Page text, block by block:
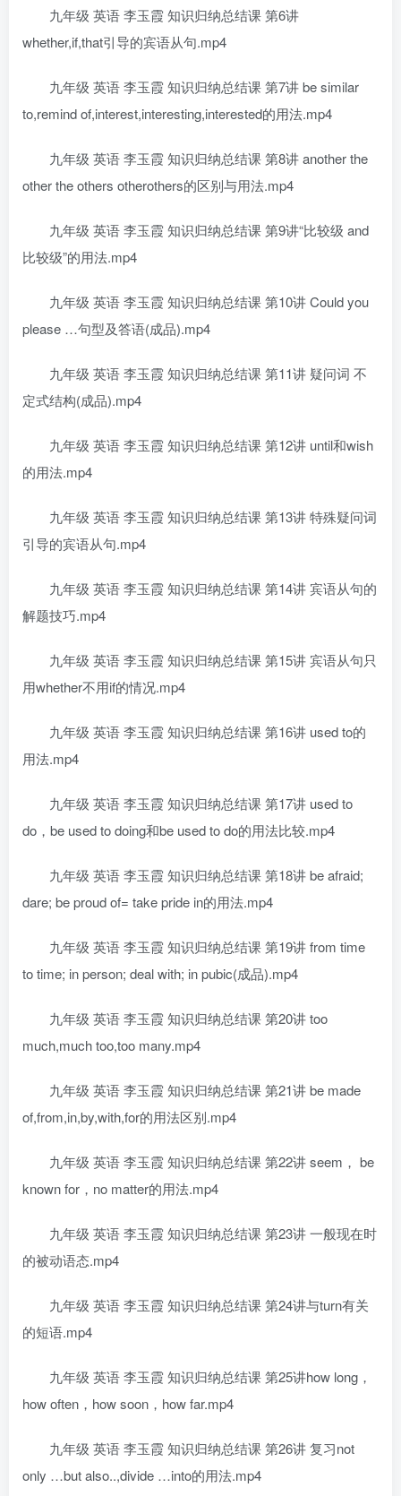
九年级 英语 李玉霞 知识归纳总结课 第6讲
whether,if,that引导的宾语从句.mp4
九年级 英语 李玉霞 知识归纳总结课 第7讲 be similar
to,remind of,interest,interesting,interested的用法.mp4
九年级 英语 李玉霞 知识归纳总结课 第8讲 another the
other the others otherothers的区别与用法.mp4
九年级 英语 李玉霞 知识归纳总结课 第9讲“比较级 and
比较级”的用法.mp4
九年级 英语 李玉霞 知识归纳总结课 第10讲 Could you
please …句型及答语(成品).mp4
九年级 英语 李玉霞 知识归纳总结课 第11讲 疑问词 不
定式结构(成品).mp4
九年级 英语 李玉霞 知识归纳总结课 第12讲 until和wish
的用法.mp4
九年级 英语 李玉霞 知识归纳总结课 第13讲 特殊疑问词
引导的宾语从句.mp4
九年级 英语 李玉霞 知识归纳总结课 第14讲 宾语从句的
解题技巧.mp4
九年级 英语 李玉霞 知识归纳总结课 第15讲 宾语从句只
用whether不用if的情况.mp4
九年级 英语 李玉霞 知识归纳总结课 第16讲 used to的
用法.mp4
九年级 英语 李玉霞 知识归纳总结课 第17讲 used to
do，be used to doing和be used to do的用法比较.mp4
九年级 英语 李玉霞 知识归纳总结课 第18讲 be afraid;
dare; be proud of= take pride in的用法.mp4
九年级 英语 李玉霞 知识归纳总结课 第19讲 from time
to time; in person; deal with; in pubic(成品).mp4
九年级 英语 李玉霞 知识归纳总结课 第20讲 too
much,much too,too many.mp4
九年级 英语 李玉霞 知识归纳总结课 第21讲 be made
of,from,in,by,with,for的用法区别.mp4
九年级 英语 李玉霞 知识归纳总结课 第22讲 seem， be
known for，no matter的用法.mp4
九年级 英语 李玉霞 知识归纳总结课 第23讲 一般现在时
的被动语态.mp4
九年级 英语 李玉霞 知识归纳总结课 第24讲与turn有关
的短语.mp4
九年级 英语 李玉霞 知识归纳总结课 第25讲how long，
how often，how soon，how far.mp4
九年级 英语 李玉霞 知识归纳总结课 第26讲 复习not
only …but also..,divide …into的用法.mp4